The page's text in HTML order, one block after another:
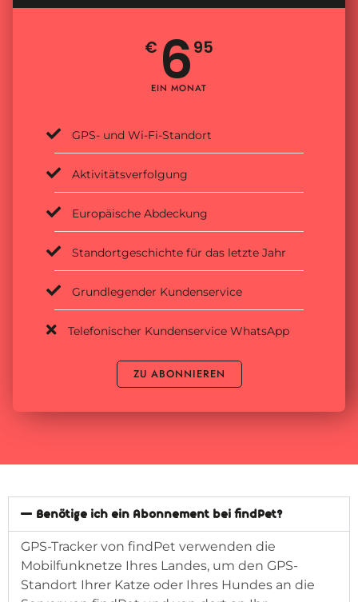
€ 695
EIN MONAT
GPS- und Wi-Fi-Standort
Aktivitätsverfolgung
Europäische Abdeckung
Standortgeschichte für das letzte Jahr
Grundlegender Kundenservice
Telefonischer Kundenservice WhatsApp
ZU ABONNIEREN
Benötige ich ein Abonnement bei findPet?
GPS-Tracker von findPet verwenden die
Mobilfunknetze Ihres Landes, um den GPS-
Standort Ihrer Katze oder Ihres Hundes an die